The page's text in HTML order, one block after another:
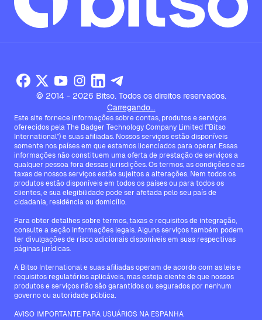
© 2014 - 2026 Bitso. Todos os direitos reservados.
Carregando...
Este site fornece informações sobre contas, produtos e serviços
oferecidos pela The Badger Technology Company Limited ("Bitso
International") e suas afiliadas. Nossos serviços estão disponíveis
somente nos países em que estamos licenciados para operar. Essas
informações não constituem uma oferta de prestação de serviços a
qualquer pessoa fora dessas jurisdições. Os termos, as condições e as
taxas de nossos serviços estão sujeitos a alterações. Nem todos os
produtos estão disponíveis em todos os países ou para todos os
clientes, e sua elegibilidade pode ser afetada pelo seu país de
cidadania, residência ou domicílio.
Para obter detalhes sobre termos, taxas e requisitos de integração,
consulte a seção Informações legais. Alguns serviços também podem
ter divulgações de risco adicionais disponíveis em suas respectivas
páginas jurídicas.
A Bitso International e suas afiliadas operam de acordo com as leis e
requisitos regulatórios aplicáveis, mas esteja ciente de que nossos
produtos e serviços não são garantidos ou segurados por nenhum
governo ou autoridade pública.
AVISO IMPORTANTE PARA USUÁRIOS NA ESPANHA